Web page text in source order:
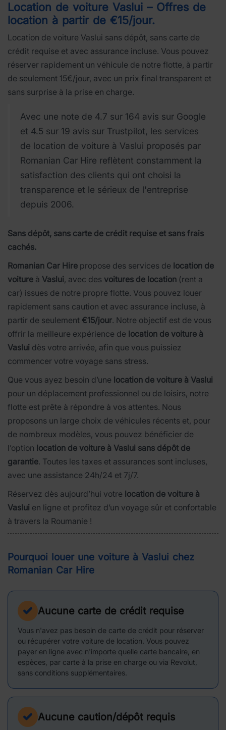
Location de voiture Vaslui – Offres de
location à partir de €15/jour.
Location de voiture Vaslui sans dépôt, sans carte de
crédit requise et avec assurance incluse. Vous pouvez
réserver rapidement un véhicule de notre flotte, à partir
de seulement 15€/jour, avec un prix final transparent et
sans surprise à la prise en charge.
Avec une note de 4.7 sur 164 avis sur Google
et 4.5 sur 19 avis sur Trustpilot, les services
de location de voiture à Vaslui proposés par
Romanian Car Hire reflètent constamment la
satisfaction des clients qui ont choisi la
transparence et le sérieux de l'entreprise
depuis 2006.
Sans dépôt, sans carte de crédit requise et sans frais
cachés.
Romanian Car Hire propose des services de location de
voiture à Vaslui, avec des voitures de location (rent a
car) issues de notre propre flotte. Vous pouvez louer
rapidement sans caution et avec assurance incluse, à
partir de seulement €15/jour. Notre objectif est de vous
offrir la meilleure expérience de location de voiture à
Vaslui dès votre arrivée, afin que vous puissiez
commencer votre voyage sans stress.
Que vous ayez besoin d’une location de voiture à Vaslui
pour un déplacement professionnel ou de loisirs, notre
flotte est prête à répondre à vos attentes. Nous
proposons un large choix de véhicules récents et, pour
de nombreux modèles, vous pouvez bénéficier de
l’option location de voiture à Vaslui sans dépôt de
garantie. Toutes les taxes et assurances sont incluses,
avec une assistance 24h/24 et 7j/7.
Réservez dès aujourd’hui votre location de voiture à
Vaslui en ligne et profitez d’un voyage sûr et confortable
à travers la Roumanie !
Pourquoi louer une voiture à Vaslui chez
Romanian Car Hire
Aucune carte de crédit requise
Vous n'avez pas besoin de carte de crédit pour réserver
ou récupérer votre voiture de location. Vous pouvez
payer en ligne avec n'importe quelle carte bancaire, en
espèces, par carte à la prise en charge ou via Revolut,
sans conditions supplémentaires.
Aucune caution/dépôt requis